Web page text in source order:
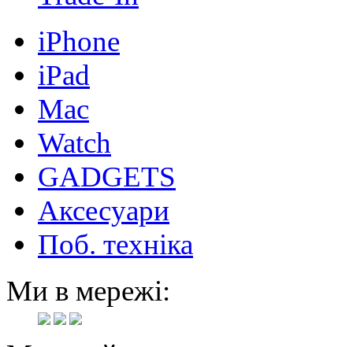
iPhone
iPad
Mac
Watch
GADGETS
Аксесуари
Поб. техніка
Ми в мережі: